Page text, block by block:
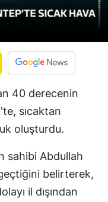
40 derecenin
sıcaktan
oluşturdu.
sahibi Abdullah
belirterek,
il dışından